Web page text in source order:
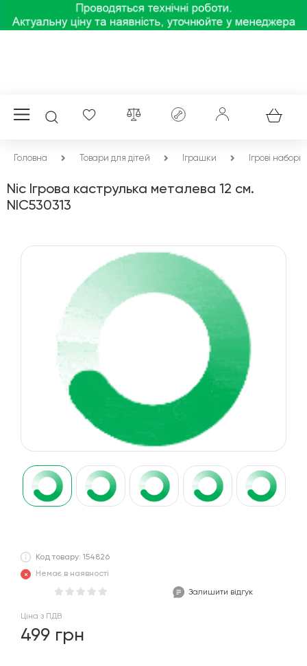
Головна Товари для дітей Іграшки Ігрові набори
Nic Ігрова каструлька металева 12 см.
NIC530313
Код товару: 154826
Немає в наявності
Залишити відгук
Ціна з ПДВ
499 грн